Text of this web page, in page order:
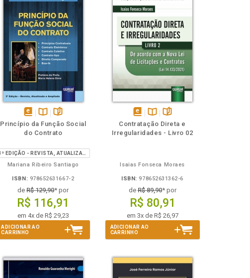
disponível
em
Disponível
na
páginas
Princípio da Função Social
do Contrato
Mariana Ribeiro Santiago
ISBN: 978652631667-2
deR$ 129,90* por
R$ 116,91
em 4x de R$ 29,23
ADICIONAR AO
CARRINHO
disponível
em
Disponível
na
páginas
Contratação Direta e
Irregularidades - Livro 02
Isaias Fonseca Moraes
ISBN: 978652631362-6
deR$ 89,90* por
R$ 80,91
em 3x de R$ 26,97
ADICIONAR AO
CARRINHO